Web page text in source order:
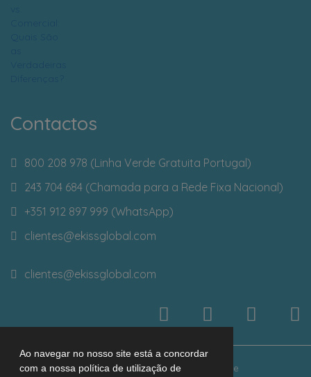
Ao navegar no nosso site está a concordar
com a nossa política de utilização de
Contactos
800 208 978 (Linha Verde Gratuita Portugal)
243 704 684 (Chamada para a Rede Fixa Nacional)
+351 912 897 999 (WhatsApp)
clientes@ekissglobal.com
clientes@ekissglobal.com
© 2026 Ekiss Global Faqs Política de Privacidade